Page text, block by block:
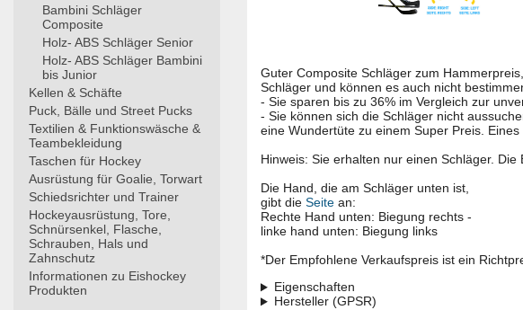
Bambini Schläger
Composite
Holz- ABS Schläger Senior
Holz- ABS Schläger Bambini
bis Junior
Kellen & Schäfte
Puck, Bälle und Street Pucks
Textilien & Funktionswäsche &
Teambekleidung
Taschen für Hockey
Ausrüstung für Goalie, Torwart
Schiedsrichter und Trainer
Hockeyausrüstung, Tore,
Schnürsenkel, Flasche,
Schrauben, Hals und
Zahnschutz
Informationen zu Eishockey
Produkten
Guter Composite Schläger zum
Schläger und können es auch nicht
- Sie sparen bis zu 36% im Vergleich zur
- Sie können sich die Schläger nicht
eine Wundertüte zu einem Super Preis.
Hinweis: Sie erhalten nur einen Schläger.
Die Hand, die am Schläger unten ist,
gibt die Seite an:
Rechte Hand unten: Biegung rechts -
linke hand unten: Biegung links
*Der Empfohlene Verkaufspreis ist ein
Eigenschaften
Hersteller (GPSR)